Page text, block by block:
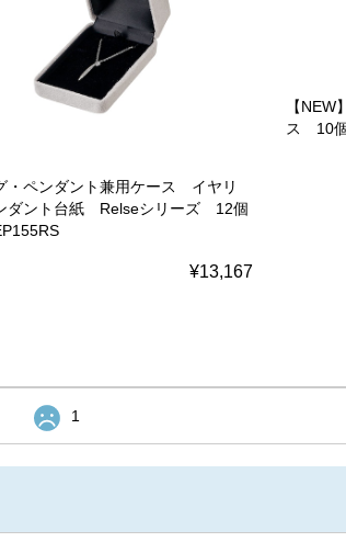
・ペンダント兼用ケース イヤリ
ダント台紙 Relseシリーズ 12個
¥13,167
【
ス 10
1